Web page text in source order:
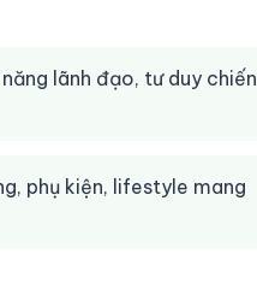
lãnh đạo, tư duy chiến
phụ kiện, lifestyle mang